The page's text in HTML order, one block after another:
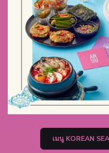
เมนู KOREAN